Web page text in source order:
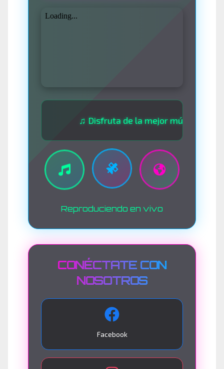
♫ Disfruta de la mejor música las 24
Reproduciendo en vivo
CONÉCTATE CON
NOSOTROS
Facebook